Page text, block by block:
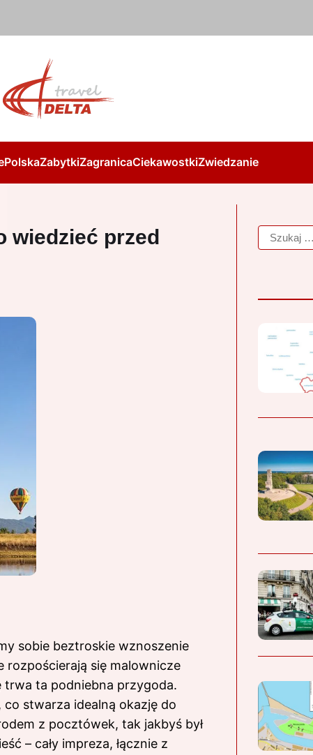
PolskaZabytkiZagranicaCiekawostkiZwiedzanie
wiedzieć przed
sobie beztroskie wznoszenie
rozpościerają się malownicze
trwa ta podniebna przygoda.
, co stwarza idealną okazję do
z pocztówek, tak jakbyś był
– cały impreza, łącznie z